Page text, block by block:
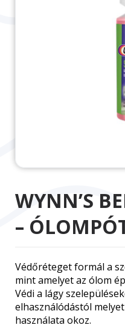
WYNN’S
–
Védőréteget formál a
mint amelyet az ólom
Védi a lágy
elhasználódástól
használata okoz.